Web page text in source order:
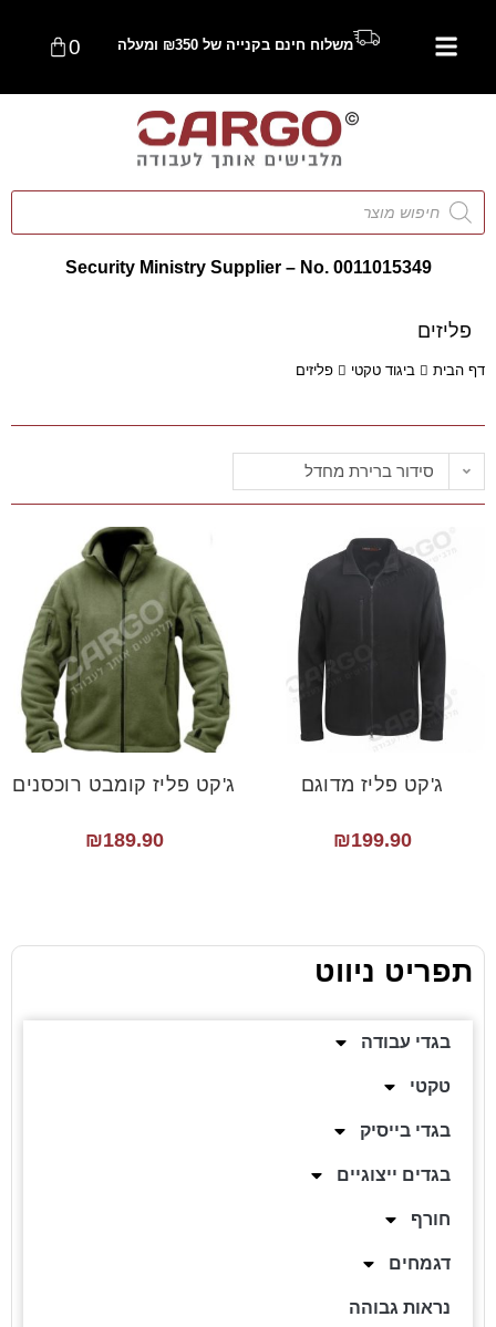
משלוח חינם בקנייה של ₪350 ומעלה 0
Security Ministry Supplier – No. 0011015349
פליזים
דף הבית ביגוד טקטי פליזים
תפריט ניווט
בגדי עבודה
טקטי
בגדי בייסיק
בגדים ייצוגיים
חורף
דגמחים
נראות גבוהה
סידור ברירת מחדל
ג'קט פליז מדוגם
₪199.90
ג'קט פליז קומבט רוכסנים
₪189.90